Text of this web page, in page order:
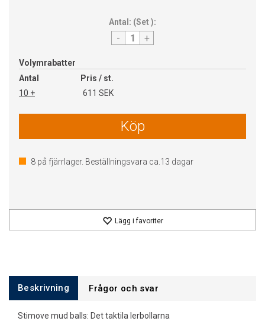
Antal: (Set):
- +
Volymrabatter
Antal
Pris / st.
10 +
611 SEK
Köp
8 på fjärrlager. Beställningsvara ca. 13 dagar
Lägg i favoriter
Beskrivning Frågor och svar
Stimove mud balls: Det taktila lerbollarna